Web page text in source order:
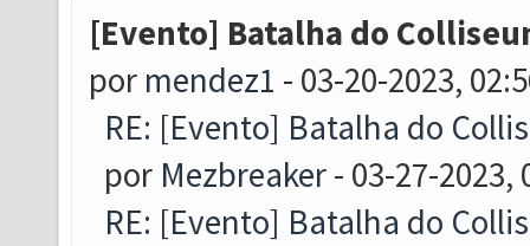
[Evento] Batalha do
por mendez1 - 03-20-2023,
RE: [Evento] Batalha do
por Mezbreaker- 03-27-2023,
RE: [Evento] Batalha do